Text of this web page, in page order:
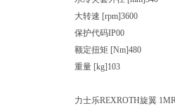
大转速 [rpm]3600
保护代码IP00
额定扭矩 [Nm]480
重量 [kg]103
力士乐REXROTH旋翼